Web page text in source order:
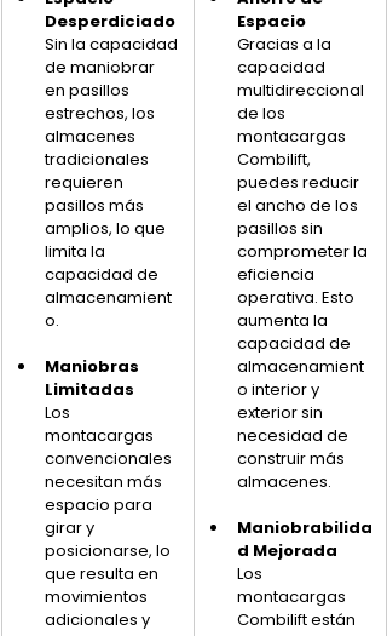
Desperdiciado
Sin la capacidad
de maniobrar
en pasillos
estrechos, los
almacenes
tradicionales
requieren
pasillos más
amplios, lo que
limita la
capacidad de
almacenamient
o.
Maniobras
Limitadas
Los
montacargas
convencionales
necesitan más
espacio para
girar y
posicionarse, lo
que resulta en
movimientos
adicionales y
Espacio
Gracias a la
capacidad
multidireccional
de los
montacargas
Combilift,
puedes reducir
el ancho de los
pasillos sin
comprometer la
eficiencia
operativa. Esto
aumenta la
capacidad de
almacenamient
o interior y
exterior sin
necesidad de
construir más
almacenes.
Maniobrabilida
d Mejorada
Los
montacargas
Combilift están